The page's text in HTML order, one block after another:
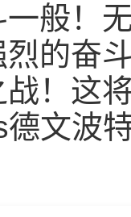
般！
的奋
！这
文波